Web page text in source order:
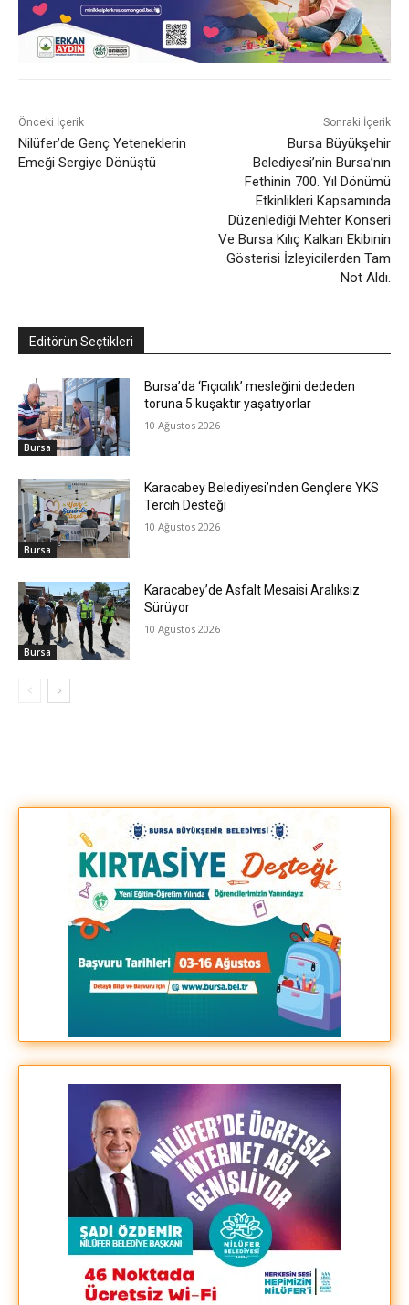
Önceki İçerik
Nilüfer’de Genç Yeteneklerin
Emeği Sergiye Dönüştü
Sonraki İçerik
Bursa Büyükşehir
Belediyesi’nin Bursa’nın
Fethinin 700. Yıl Dönümü
Etkinlikleri Kapsamında
Düzenlediği Mehter Konseri
Ve Bursa Kılıç Kalkan Ekibinin
Gösterisi İzleyicilerden Tam
Not Aldı.
Editörün Seçtikleri
Bursa
Bursa’da ‘Fıçıcılık’ mesleğini dededen
toruna 5 kuşaktır yaşatıyorlar
10 Ağustos 2026
Bursa
Karacabey Belediyesi’nden Gençlere YKS
Tercih Desteği
10 Ağustos 2026
Bursa
Karacabey’de Asfalt Mesaisi Aralıksız
Sürüyor
10 Ağustos 2026